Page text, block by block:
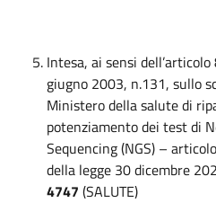
Intesa, ai sensi
giugno 2003, n.131, sullo
Ministero della salute di
potenziamento dei test di
Sequencing (NGS) –
della legge 30 dicembre
4747 (SALUTE)